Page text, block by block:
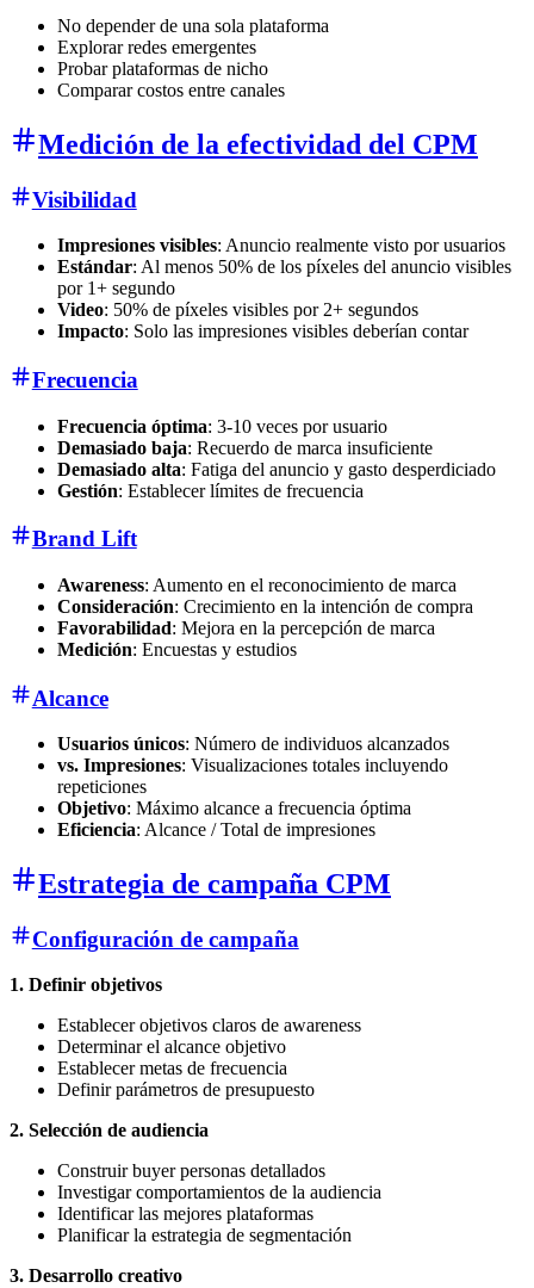
No depender de una sola plataforma
Explorar redes emergentes
Probar plataformas de nicho
Comparar costos entre canales
Medición de la efectividad del CPM
Visibilidad
Impresiones visibles: Anuncio realmente visto por usuarios
Estándar: Al menos 50% de los píxeles del anuncio visibles
por 1+ segundo
Video: 50% de píxeles visibles por 2+ segundos
Impacto: Solo las impresiones visibles deberían contar
Frecuencia
Frecuencia óptima: 3-10 veces por usuario
Demasiado baja: Recuerdo de marca insuficiente
Demasiado alta: Fatiga del anuncio y gasto desperdiciado
Gestión: Establecer límites de frecuencia
Brand Lift
Awareness: Aumento en el reconocimiento de marca
Consideración: Crecimiento en la intención de compra
Favorabilidad: Mejora en la percepción de marca
Medición: Encuestas y estudios
Alcance
Usuarios únicos: Número de individuos alcanzados
vs. Impresiones: Visualizaciones totales incluyendo
repeticiones
Objetivo: Máximo alcance a frecuencia óptima
Eficiencia: Alcance / Total de impresiones
Estrategia de campaña CPM
Configuración de campaña
1. Definir objetivos
Establecer objetivos claros de awareness
Determinar el alcance objetivo
Establecer metas de frecuencia
Definir parámetros de presupuesto
2. Selección de audiencia
Construir buyer personas detallados
Investigar comportamientos de la audiencia
Identificar las mejores plataformas
Planificar la estrategia de segmentación
3. Desarrollo creativo